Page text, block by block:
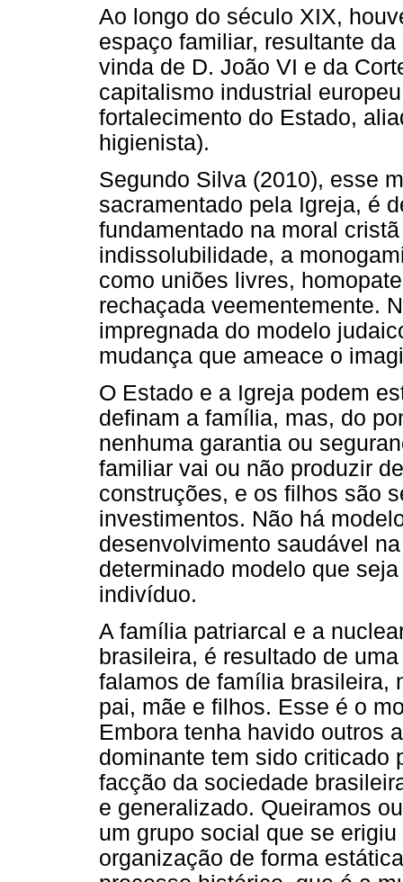
Ao longo do século XIX,
espaço familiar, resultante
vinda de D. João VI e da
capitalismo industrial
fortalecimento do Estado,
higienista).
Segundo Silva (2010), esse
sacramentado pela Igreja, é
fundamentado na moral
indissolubilidade, a
como uniões livres,
rechaçada veementemente.
impregnada do modelo
mudança que ameace o
O Estado e a Igreja podem
definam a família, mas, do
nenhuma garantia ou
familiar vai ou não produzir
construções, e os filhos são
investimentos. Não há
desenvolvimento saudável
determinado modelo que
indivíduo.
A família patriarcal e a
brasileira, é resultado de
falamos de família brasileira,
pai, mãe e filhos. Esse é o
Embora tenha havido outros
dominante tem sido criticado
facção da sociedade
e generalizado. Queiramos
um grupo social que se
organização de forma